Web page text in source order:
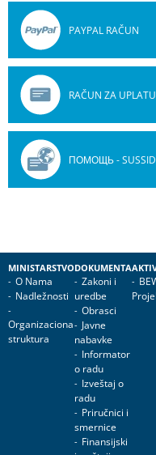
PAYPAL RAČUN
RAČUN ZA
ПОМОЩЬ -
MINISTARSTVO
O Nama
Nadležnosti
Organizaciona
struktura
DOKUMENTA
Zakoni i
uredbe
Obrasci
Javne
nabavke
Informator
o radu
Izveštaj o
radu
Priručnici i
smernice
Finansijski